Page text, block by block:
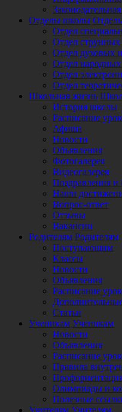
Отделы школы
Отдел
Отдел струнных
Отдел духовых
Отдел
Отдел
Отдел
Школьная жизнь
История школы
Расписание
Афиша
Новости
Объявления
Фотогалерея
Видеогалерея
Поздравления и
Наши
Вопрос-ответ
Отзывы
Вакансии
Родителям Родителям
Поступающим
Классы
Новости
Объявления
Расписание
Статьи
Ученикам Ученикам
Новости
Объявления
Расписание
Правила
Олимпиады и
Полезные